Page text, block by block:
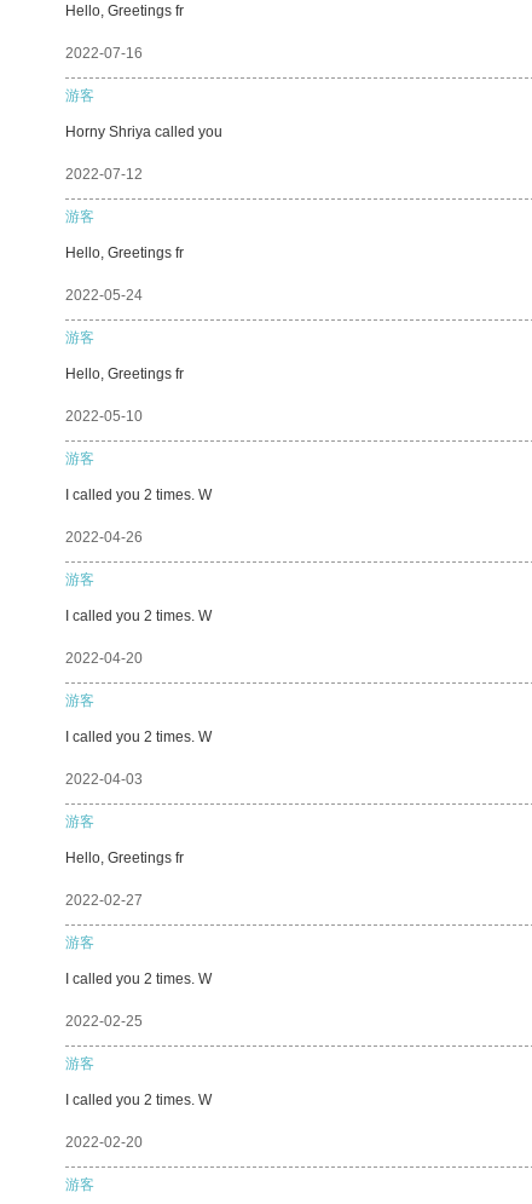
Hello, Greetings fr
2022-07-16
游客
Horny Shriya called you
2022-07-12
游客
Hello, Greetings fr
2022-05-24
游客
Hello, Greetings fr
2022-05-10
游客
I called you 2 times. W
2022-04-26
游客
I called you 2 times. W
2022-04-20
游客
I called you 2 times. W
2022-04-03
游客
Hello, Greetings fr
2022-02-27
游客
I called you 2 times. W
2022-02-25
游客
I called you 2 times. W
2022-02-20
游客